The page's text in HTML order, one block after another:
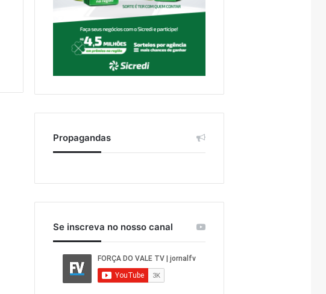
Propagandas
Se inscreva no nosso canal